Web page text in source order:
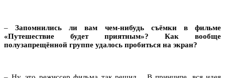
– Запомнились ли вам чем-нибудь съёмки в фильме
«Путешествие будет приятным»? Как вообще
полузапрещённой группе удалось пробиться на экран?